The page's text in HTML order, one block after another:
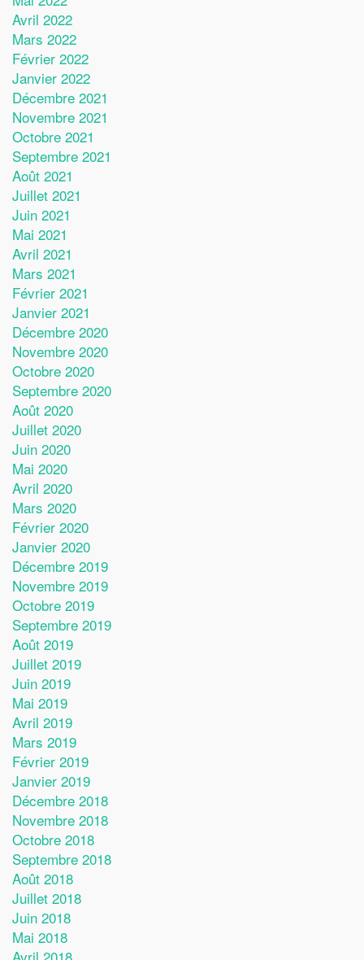
Avril 2022
Mars 2022
Février 2022
Janvier 2022
Décembre 2021
Novembre 2021
Octobre 2021
Septembre 2021
Août 2021
Juillet 2021
Juin 2021
Mai 2021
Avril 2021
Mars 2021
Février 2021
Janvier 2021
Décembre 2020
Novembre 2020
Octobre 2020
Septembre 2020
Août 2020
Juillet 2020
Juin 2020
Mai 2020
Avril 2020
Mars 2020
Février 2020
Janvier 2020
Décembre 2019
Novembre 2019
Octobre 2019
Septembre 2019
Août 2019
Juillet 2019
Juin 2019
Mai 2019
Avril 2019
Mars 2019
Février 2019
Janvier 2019
Décembre 2018
Novembre 2018
Octobre 2018
Septembre 2018
Août 2018
Juillet 2018
Juin 2018
Mai 2018